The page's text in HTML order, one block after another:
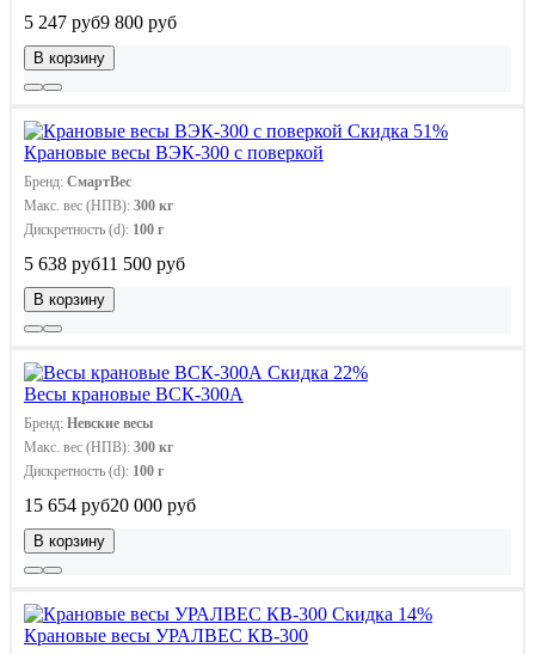
5 247 руб9 800 руб
В корзину
Скидка 51%
Крановые весы ВЭК-300 с поверкой
Бренд: СмартВес
Макс. вес (НПВ): 300 кг
Дискретность (d): 100 г
5 638 руб11 500 руб
В корзину
Скидка 22%
Весы крановые ВСК-300А
Бренд: Невские весы
Макс. вес (НПВ): 300 кг
Дискретность (d): 100 г
15 654 руб20 000 руб
В корзину
Скидка 14%
Крановые весы УРАЛВЕС КВ-300